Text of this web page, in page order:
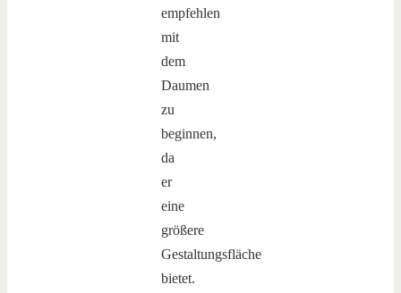
empfehlen
mit
dem
Daumen
zu
beginnen,
da
er
eine
größere
Gestaltungsfläche
bietet.